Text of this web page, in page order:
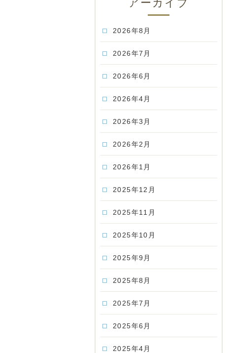
アーカイブ
2026年8月
2026年7月
2026年6月
2026年4月
2026年3月
2026年2月
2026年1月
2025年12月
2025年11月
2025年10月
2025年9月
2025年8月
2025年7月
2025年6月
2025年4月